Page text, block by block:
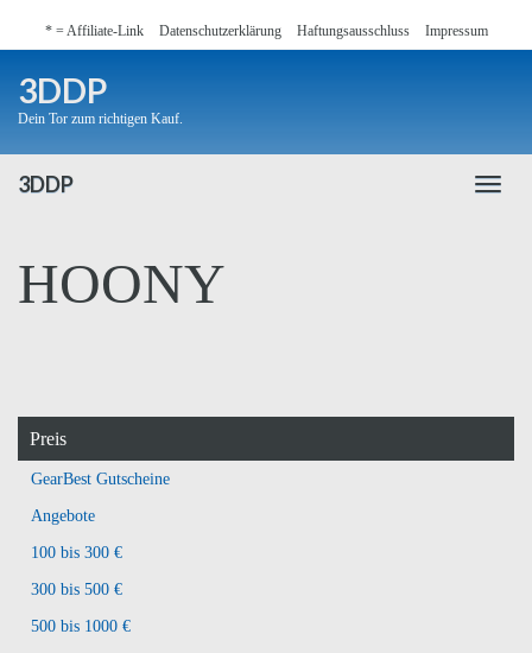
content
* = Affiliate-Link Datenschutzerklärung Haftungsausschluss Impressum
3DDP
Dein Tor zum richtigen Kauf.
Toggle
3DDP
HOONY
Preis
GearBest Gutscheine
Angebote
100 bis 300 €
300 bis 500 €
500 bis 1000 €